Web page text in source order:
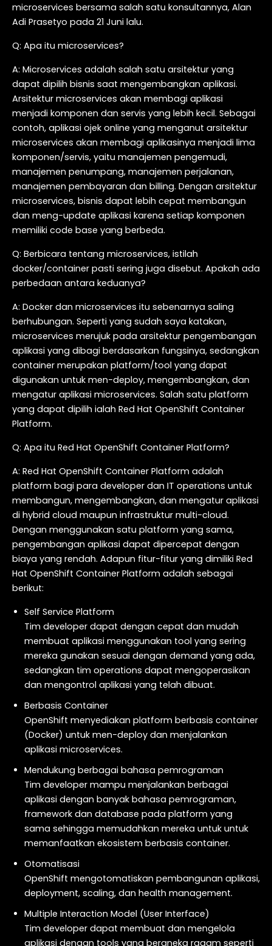
microservices bersama salah satu konsultannya, Alan
Adi Prasetyo pada 21 Juni lalu.
Q: Apa itu microservices?
A: Microservices adalah salah satu arsitektur yang
dapat dipilih bisnis saat mengembangkan aplikasi.
Arsitektur microservices akan membagi aplikasi
menjadi komponen dan servis yang lebih kecil. Sebagai
contoh, aplikasi ojek online yang menganut arsitektur
microservices akan membagi aplikasinya menjadi lima
komponen/servis, yaitu manajemen pengemudi,
manajemen penumpang, manajemen perjalanan,
manajemen pembayaran dan billing. Dengan arsitektur
microservices, bisnis dapat lebih cepat membangun
dan meng-update aplikasi karena setiap komponen
memiliki code base yang berbeda.
Q: Berbicara tentang microservices, istilah
docker/container pasti sering juga disebut. Apakah ada
perbedaan antara keduanya?
A: Docker dan microservices itu sebenarnya saling
berhubungan. Seperti yang sudah saya katakan,
microservices merujuk pada arsitektur pengembangan
aplikasi yang dibagi berdasarkan fungsinya, sedangkan
container merupakan platform/tool yang dapat
digunakan untuk men-deploy, mengembangkan, dan
mengatur aplikasi microservices. Salah satu platform
yang dapat dipilih ialah Red Hat OpenShift Container
Platform.
Q: Apa itu Red Hat OpenShift Container Platform?
A: Red Hat OpenShift Container Platform adalah
platform bagi para developer dan IT operations untuk
membangun, mengembangkan, dan mengatur aplikasi
di hybrid cloud maupun infrastruktur multi-cloud.
Dengan menggunakan satu platform yang sama,
pengembangan aplikasi dapat dipercepat dengan
biaya yang rendah. Adapun fitur-fitur yang dimiliki Red
Hat OpenShift Container Platform adalah sebagai
berikut:
Self Service Platform
Tim developer dapat dengan cepat dan mudah
membuat aplikasi menggunakan tool yang sering
mereka gunakan sesuai dengan demand yang ada,
sedangkan tim operations dapat mengoperasikan
dan mengontrol aplikasi yang telah dibuat.
Berbasis Container
OpenShift menyediakan platform berbasis container
(Docker) untuk men-deploy dan menjalankan
aplikasi microservices.
Mendukung berbagai bahasa pemrograman
Tim developer mampu menjalankan berbagai
aplikasi dengan banyak bahasa pemrograman,
framework dan database pada platform yang
sama sehingga memudahkan mereka untuk untuk
memanfaatkan ekosistem berbasis container.
Otomatisasi
OpenShift mengotomatiskan pembangunan aplikasi,
deployment, scaling, dan health management.
Multiple Interaction Model (User Interface)
Tim developer dapat membuat dan mengelola
aplikasi dengan tools yang beraneka ragam seperti